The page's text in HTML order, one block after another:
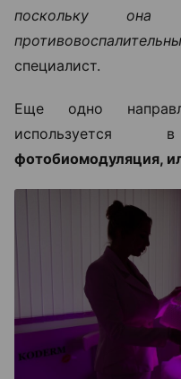
поскольку она
специалист.
Еще одно
фотобиомодуляция,